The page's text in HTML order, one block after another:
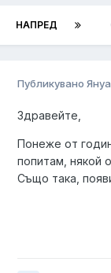
НАПРЕД
Публикувано
Здравейте,
Понеже от
попитам, някой
Също така,